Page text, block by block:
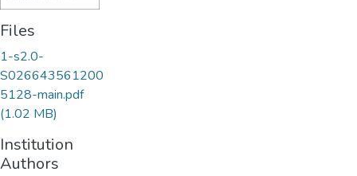
Files
1-s2.0-
S026643561200
5128-main.pdf
(1.02 MB)
Institution
Authors